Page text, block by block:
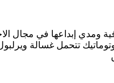
ومدي إبداعها في مجال
تتحمل غسالة